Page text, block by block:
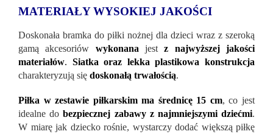
MATERIAŁY WYSOKIEJ JAKOŚCI
Doskonała bramka do piłki nożnej dla dzieci wraz z szeroką
gamą akcesoriów wykonanajestz najwyższej jakości
materiałów. Siatka oraz lekka plastikowa konstrukcja
charakteryzują się doskonałą trwałością.
Piłka w zestawie piłkarskim ma średnicę 15 cm, co jest
idealne dobezpiecznej zabawy z najmniejszymi dziećmi.
W miarę jak dziecko rośnie, wystarczy dodać większą piłkę